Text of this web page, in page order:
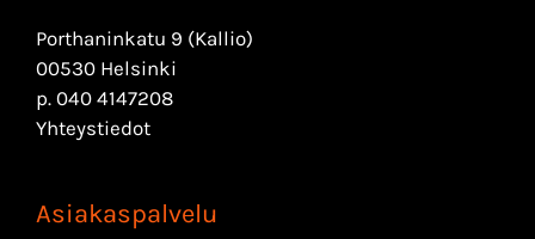
Porthaninkatu 9 (Kallio)
00530 Helsinki
p. 040 4147208
Yhteystiedot
Asiakaspalvelu